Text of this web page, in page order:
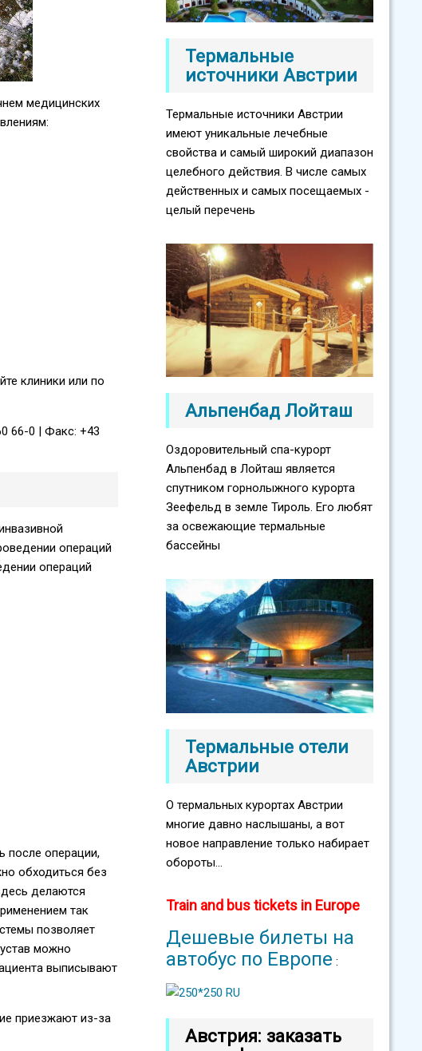
медицинских
клиники или по
66-0 | Факс: +43
операций
операций
после операции,
обходиться без
делаются
так
позволяет
можно
выписывают
приезжают из-за
Термальные
источники Австрии
Термальные источники Австрии
имеют уникальные лечебные
свойства и самый широкий диапазон
целебного действия. В числе самых
действенных и самых посещаемых -
целый перечень
Альпенбад Лойташ
Оздоровительный спа-курорт
Альпенбад в Лойташ является
спутником горнолыжного курорта
Зеефельд в земле Тироль. Его любят
за освежающие термальные
бассейны
Термальные отели
Австрии
О термальных курортах Австрии
многие давно наслышаны, а вот
новое направление только набирает
обороты...
Train and bus tickets in Europe
Дешевые билеты на
автобус по Европе :
Австрия: заказать